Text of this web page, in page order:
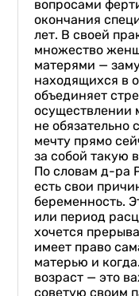
вопросами
окончания
лет. В своей
множество
матерями —
находящихся в
объединяет
осуществлении
не обязательно
мечту прямо
за собой такую
По словам д-ра
есть свои
беременность.
или период
хочется
имеет право
матерью и
возраст — это
советую своим